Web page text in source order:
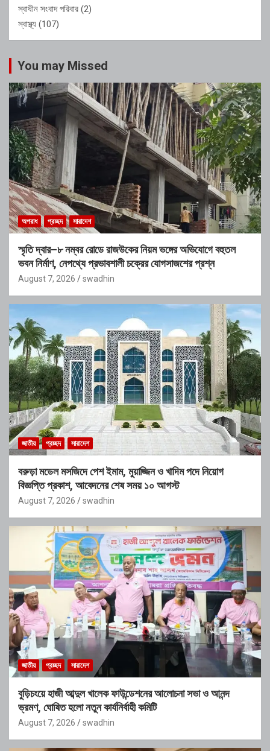
স্বাধীন সংবাদ পরিবার (2)
স্বাস্থ্য (107)
You may Missed
অপরাধ প্রচ্ছদ সারাদেশ
স্মৃতি দ্বার–৮ নম্বর রোডে রাজউকের নিয়ম ভঙ্গের অভিযোগে বহুতল
ভবন নির্মাণ, নেপথ্যে প্রভাবশালী চক্রের যোগসাজশের প্রশ্ন
August 7, 2026 swadhin
জাতীয় প্রচ্ছদ সারাদেশ
বরুড়া মডেল মসজিদে পেশ ইমাম, মুয়াজ্জিন ও খাদিম পদে নিয়োগ
বিজ্ঞপ্তি প্রকাশ, আবেদনের শেষ সময় ১০ আগস্ট
August 7, 2026 swadhin
জাতীয় প্রচ্ছদ সারাদেশ
বুড়িচংয়ে হাজী আব্দুল খালেক ফাউন্ডেশনের আলোচনা সভা ও আনন্দ
ভ্রমণ, ঘোষিত হলো নতুন কার্যনির্বাহী কমিটি
August 7, 2026 swadhin